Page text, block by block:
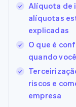
Alíquota de
alíquotas
explicadas
O que é
quando
riscos e
empresa
Espanha
EspañolEnglish
Estados
English Español
Estônia
English
Finlândia
English Svenska
França
Français